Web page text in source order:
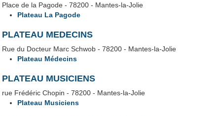
Place de la Pagode - 78200 - Mantes-la-Jolie
Plateau La Pagode
PLATEAU MEDECINS
Rue du Docteur Marc Schwob - 78200 - Mantes-la-Jolie
Plateau Médecins
PLATEAU MUSICIENS
rue Frédéric Chopin - 78200 - Mantes-la-Jolie
Plateau Musiciens